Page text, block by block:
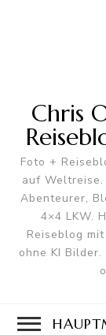
Chris
Foto +
auf
Abenteurer,
4×4 LKW.
Reiseblog
ohne KI